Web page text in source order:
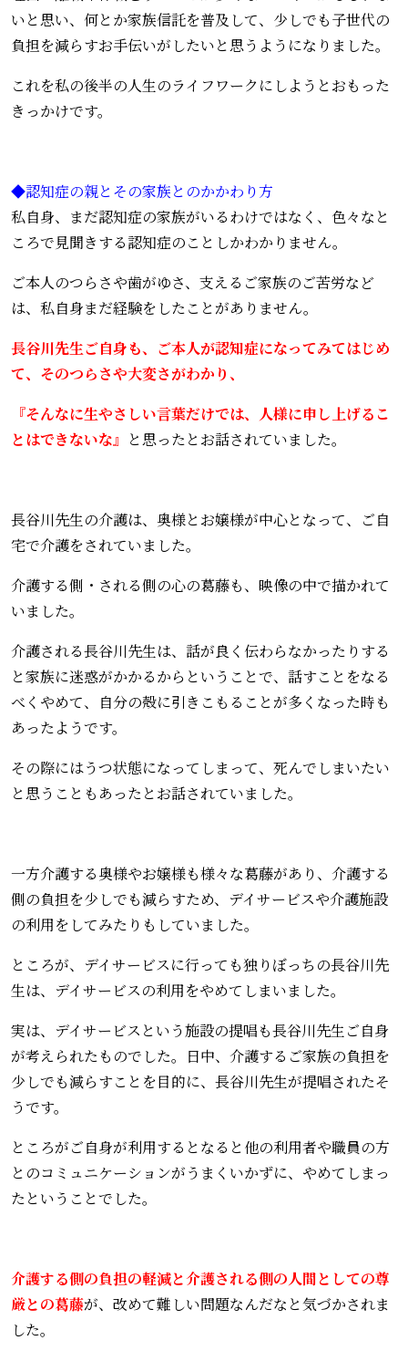
いと思い、何とか家族信託を普及して、少しでも子世代の
負担を減らすお手伝いがしたいと思うようになりました。
これを私の後半の人生のライフワークにしようとおもった
きっかけです。
◆認知症の親とその家族とのかかわり方
私自身、まだ認知症の家族がいるわけではなく、色々なと
ころで見聞きする認知症のことしかわかりません。
ご本人のつらさや歯がゆさ、支えるご家族のご苦労など
は、私自身まだ経験をしたことがありません。
長谷川先生ご自身も、ご本人が認知症になってみてはじめ
て、そのつらさや大変さがわかり、
『そんなに生やさしい言葉だけでは、人様に申し上げるこ
とはできないな』 と思ったとお話されていました。
長谷川先生の介護は、奥様とお嬢様が中心となって、ご自
宅で介護をされていました。
介護する側・される側の心の葛藤も、映像の中で描かれて
いました。
介護される長谷川先生は、話が良く伝わらなかったりする
と家族に迷惑がかかるからということで、話すことをなる
べくやめて、自分の殻に引きこもることが多くなった時も
あったようです。
その際にはうつ状態になってしまって、死んでしまいたい
と思うこともあったとお話されていました。
一方介護する奥様やお嬢様も様々な葛藤があり、介護する
側の負担を少しでも減らすため、デイサービスや介護施設
の利用をしてみたりもしていました。
ところが、デイサービスに行っても独りぼっちの長谷川先
生は、デイサービスの利用をやめてしまいました。
実は、デイサービスという施設の提唱も長谷川先生ご自身
が考えられたものでした。日中、介護するご家族の負担を
少しでも減らすことを目的に、長谷川先生が提唱されたそ
うです。
ところがご自身が利用するとなると他の利用者や職員の方
とのコミュニケーションがうまくいかずに、やめてしまっ
たということでした。
介護する側の負担の軽減と介護される側の人間としての尊
厳との葛藤が、改めて難しい問題なんだなと気づかされま
した。